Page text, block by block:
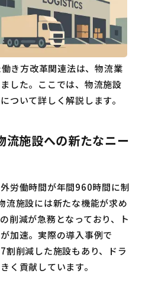
き方改革関連法は、物流業
した。ここでは、物流施設
ついて詳しく解説します。
流施設への新たなニー
労働時間が年間960時間に制
施設には新たな機能が求め
削減が急務となっており、ト
加速。実際の導入事例で
割削減した施設もあり、ドラ
く貢献しています。